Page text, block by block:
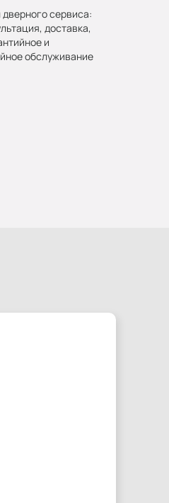
сервиса:
доставка,
и
обслуживание